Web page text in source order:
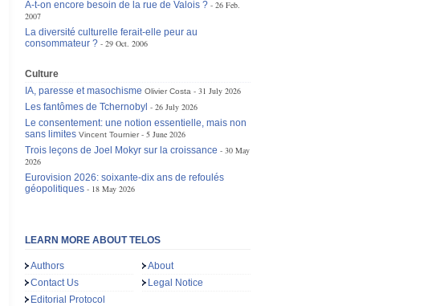
A-t-on encore besoin de la rue de Valois ?
26 Feb.
2007
La diversité culturelle ferait-elle peur au
consommateur ?
29 Oct. 2006
Culture
IA, paresse et masochisme Olivier Costa
31 July 2026
Les fantômes de Tchernobyl
26 July 2026
Le consentement: une notion essentielle, mais non
sans limites Vincent Tournier
5 June 2026
Trois leçons de Joel Mokyr sur la croissance
30 May
2026
Eurovision 2026: soixante-dix ans de refoulés
géopolitiques
18 May 2026
LEARN MORE ABOUT TELOS
Authors
About
Contact Us
Legal Notice
Editorial Protocol